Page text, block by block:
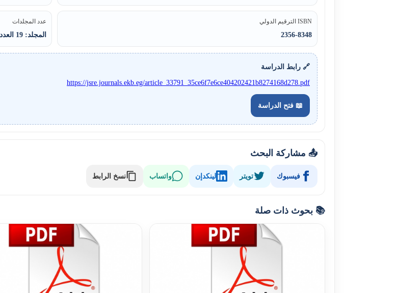
ISBN الترقيم الدولي
2356-8348
عدد المجلدات
المجلد: 19 العدد الخامس عشر
🔗 رابط الدراسة
https://jsre.journals.ekb.eg/article_33791_35ce6f7e6ce404202421b8274168d278.pdf
📖 فتح الدراسة
📤 مشاركة البحث
فيسبوك تويتر لينكدإن واتساب نسخ الرابط
📚 بحوث ذات صلة